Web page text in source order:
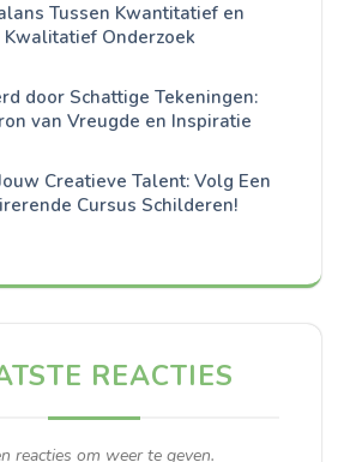
Tussen Kwantitatief en
Kwalitatief Onderzoek
door Schattige Tekeningen:
van Vreugde en Inspiratie
Creatieve Talent: Volg Een
Cursus Schilderen!
REACTIES
reacties om weer te geven.